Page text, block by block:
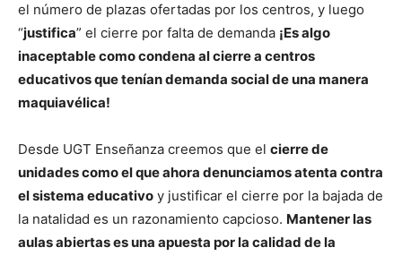
el número de plazas ofertadas por los centros, y luego
“justifica” el cierre por falta de demanda ¡Es algo
inaceptable como condena al cierre a centros
educativos que tenían demanda social de una manera
maquiavélica!
Desde UGT Enseñanza creemos que el cierre de
unidades como el que ahora denunciamos atenta contra
el sistema educativo y justificar el cierre por la bajada de
la natalidad es un razonamiento capcioso. Mantener las
aulas abiertas es una apuesta por la calidad de la